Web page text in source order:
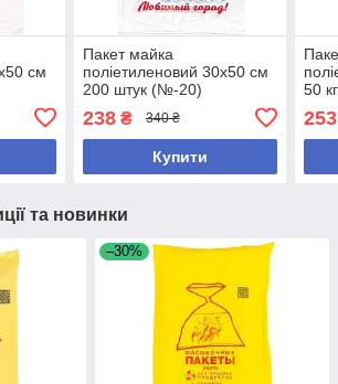
см
Пакет майка
поліетиленовий 30х50 см
200 штук (№-20)
238₴ 340 ₴
Купити
50
та новинки
–30%